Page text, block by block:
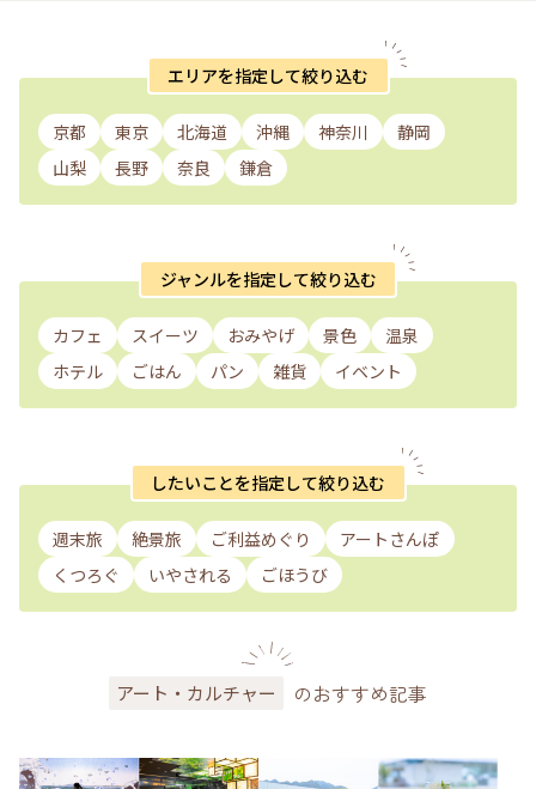
エリアを指定して絞り込む
京都 東京 北海道 沖縄 神奈川
静岡
山梨
長野 奈良 鎌倉
ジャンルを指定して絞り込む
カフェ スイーツ おみやげ 景色
温泉
ホテル
ごはん パン 雑貨 イベント
したいことを指定して絞り込む
週末旅 絶景旅 ご利益めぐり
アートさんぽ
くつろぐ
いやされる ごほうび
アート・カルチャー のおすすめ記事